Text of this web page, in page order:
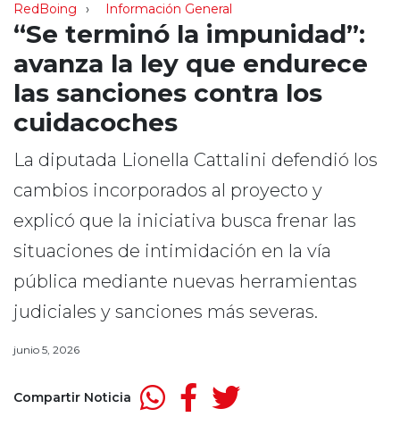
RedBoing Información General
“Se terminó la impunidad”:
avanza la ley que endurece
las sanciones contra los
cuidacoches
La diputada Lionella Cattalini defendió los
cambios incorporados al proyecto y
explicó que la iniciativa busca frenar las
situaciones de intimidación en la vía
pública mediante nuevas herramientas
judiciales y sanciones más severas.
junio 5, 2026
Compartir Noticia